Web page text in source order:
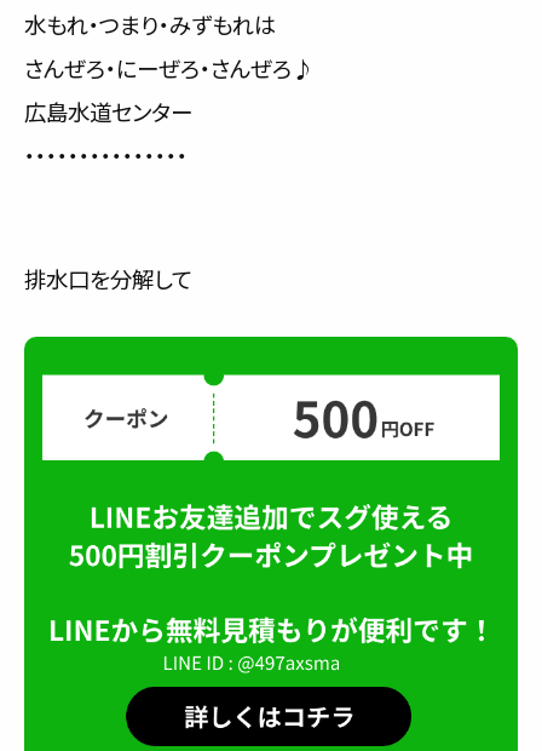
水もれ・つまり・みずもれは
さんぜろ・にーぜろ・さんぜろ♪
広島水道センター
・・・・・・・・・・・・・・・
排水口を分解して